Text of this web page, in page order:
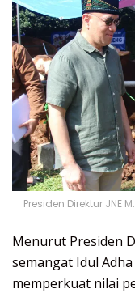
Presiden Direktur JNE
Menurut Presiden
semangat Idul
memperkuat nilai